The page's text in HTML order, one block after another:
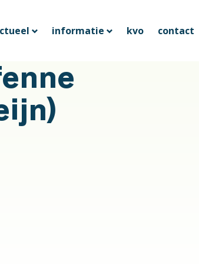
informatie kvo contact